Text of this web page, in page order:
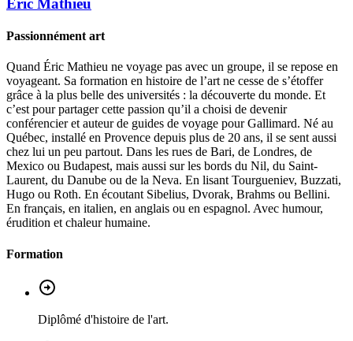
Eric Mathieu
Passionnément art
Quand Éric Mathieu ne voyage pas avec un groupe, il se repose en
voyageant. Sa formation en histoire de l’art ne cesse de s’étoffer
grâce à la plus belle des universités : la découverte du monde. Et
c’est pour partager cette passion qu’il a choisi de devenir
conférencier et auteur de guides de voyage pour Gallimard. Né au
Québec, installé en Provence depuis plus de 20 ans, il se sent aussi
chez lui un peu partout. Dans les rues de Bari, de Londres, de
Mexico ou Budapest, mais aussi sur les bords du Nil, du Saint-
Laurent, du Danube ou de la Neva. En lisant Tourgueniev, Buzzati,
Hugo ou Roth. En écoutant Sibelius, Dvorak, Brahms ou Bellini.
En français, en italien, en anglais ou en espagnol. Avec humour,
érudition et chaleur humaine.
Formation
Diplômé d'histoire de l'art.